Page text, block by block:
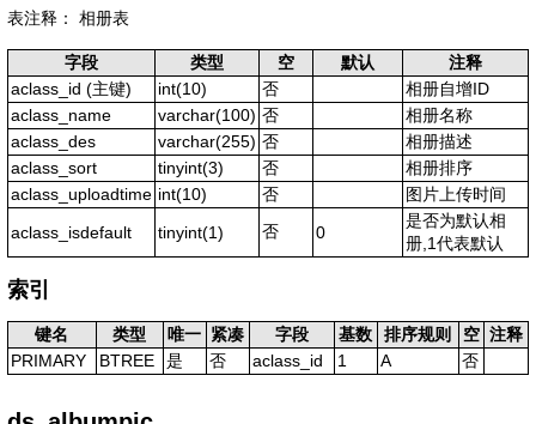
表注释： 相册表
字段 类型 空 默认
注释
aclass_id (主键) int(10) 否
相册自增ID
aclass_name
varchar(100) 否
相册名称
aclass_des
varchar(255) 否
相册描述
aclass_sort
tinyint(3) 否
相册排序
aclass_uploadtime int(10) 否
图片上传时间
aclass_isdefault
tinyint(1) 否 0
是否为默认相
册,1代表默认
索引
键名 类型 唯一 紧凑 字段 基数 排序规则 空 注释
PRIMARY
BTREE 是 否 aclass_id 1 A 否